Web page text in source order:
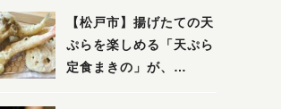
【松戸市】揚げたての天
ぷらを楽しめる「天ぷら
定食まきの」が、